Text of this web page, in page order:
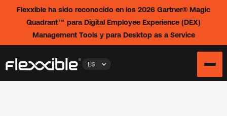
Flexxible ha sido reconocido en los 2026 Gartner® Magic
Quadrant™ para Digital Employee Experience (DEX)
Management Tools y para Desktop as a Service
ES